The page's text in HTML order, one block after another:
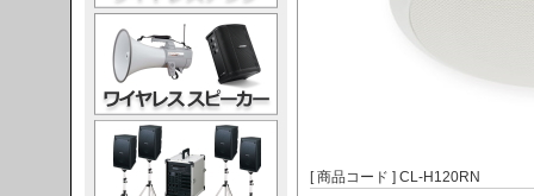
[ 商品コード ] CL-H120RN